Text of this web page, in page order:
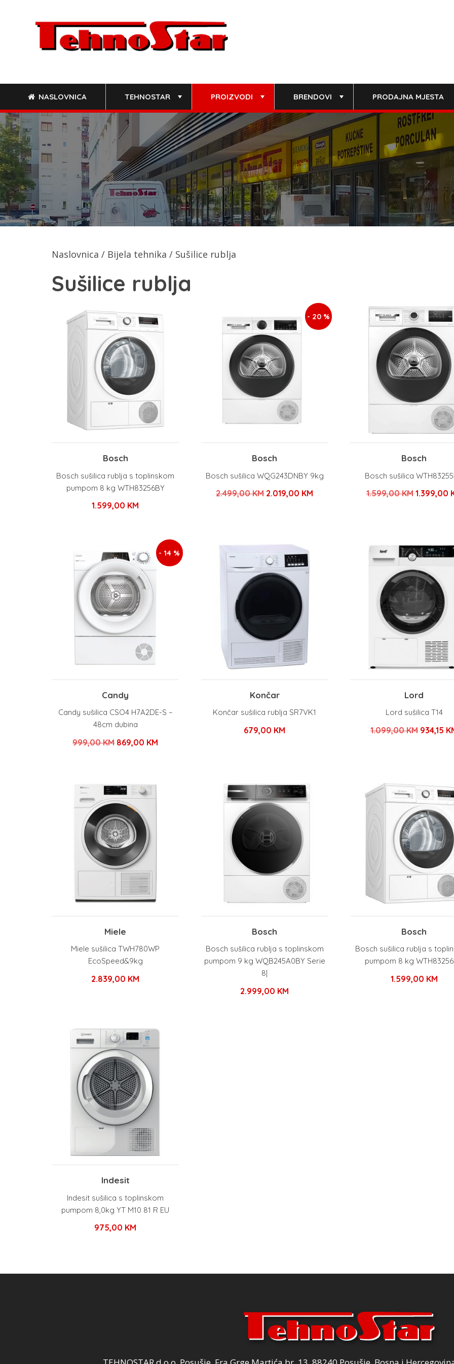
NASLOVNICA TEHNOSTAR PROIZVODI BRENDOVI PRODAJNA MJESTA
Naslovnica / Bijela tehnika / Sušilice rublja
Sušilice rublja
Bosch
Bosch sušilica rublja s toplinskom
pumpom 8 kg WTH83256BY
1.599,00 KM
- 20 %
Bosch
Bosch sušilica WQG243DNBY 9kg
2.499,00KM Izvorna
2.499,00 KM.
2.019,00 KM
Bosch
Bosch sušilica
1.599,00KM Izvorna
1.599,00
1.399,00
- 14 %
Candy
Candy sušilica CSO4 H7A2DE-S –
48cm dubina
999,00KM Izvorna
je:
999,00 KM.
869,00 KM
Končar
Končar sušilica rublja SR7VK1
679,00 KM
Lord
Lord sušilica T14
1.099,00KM Izvorna
1.099,00
934,15
Miele
Miele sušilica TWH780WP
EcoSpeed&9kg
2.839,00 KM
Bosch
Bosch sušilica rublja s toplinskom
pumpom 9 kg WQB245A0BY Serie
8|
2.999,00 KM
Bosch
Bosch sušilica rublja s
pumpom 8 kg
1.599,00 KM
Indesit
Indesit sušilica s toplinskom
pumpom 8,0kg YT M10 81 R EU
975,00 KM